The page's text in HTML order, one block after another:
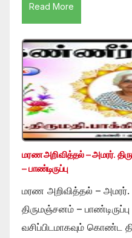
Read More
மரண அறிவித்தல் – அமரர்.
– பாண்டிருப்பு
மரண அறிவித்தல் – அமரர்.
திருமஞ்சனம் – பாண்டிருப்பு
வசிப்பிடமாகவும் கொண்ட